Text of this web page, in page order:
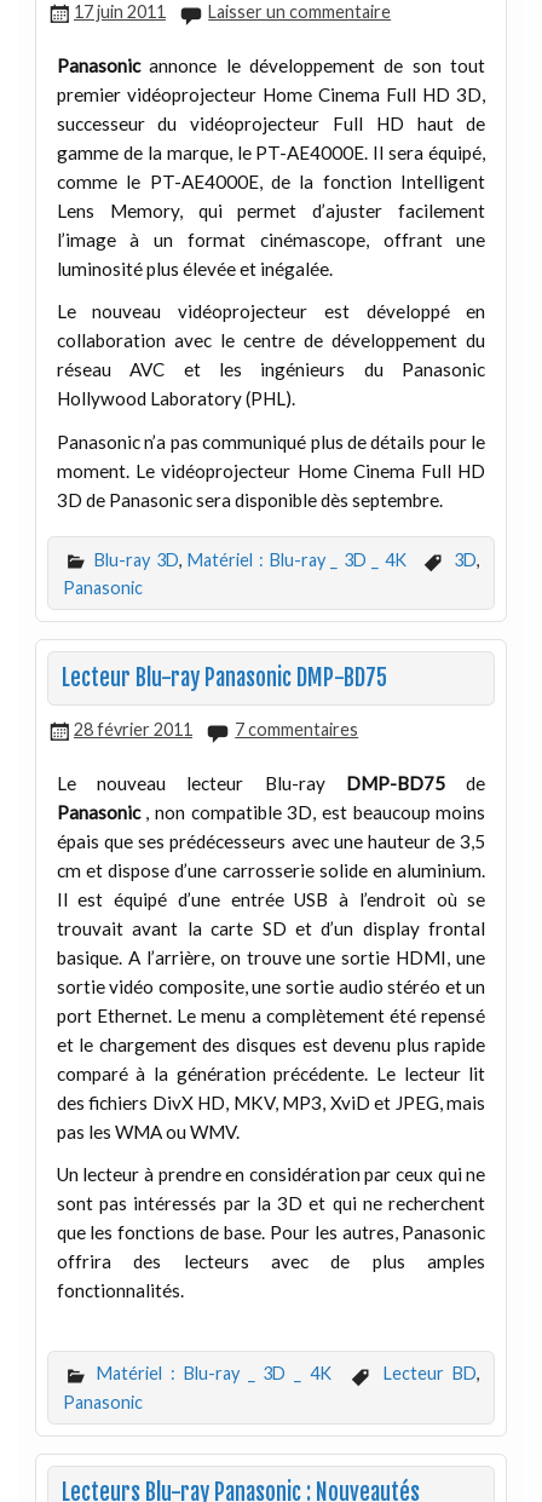
17 juin 2011 Laisser un commentaire
Panasonicannonce le développement de son tout
premier vidéoprojecteur Home Cinema Full HD 3D,
successeur du vidéoprojecteur Full HD haut de
gamme de la marque, le PT-AE4000E. Il sera équipé,
comme le PT-AE4000E, de la fonction Intelligent
Lens Memory, qui permet d’ajuster facilement
l’image à un format cinémascope, offrant une
luminosité plus élevée et inégalée.
Le nouveau vidéoprojecteur est développé en
collaboration avec le centre de développement du
réseau AVC et les ingénieurs du Panasonic
Hollywood Laboratory (PHL).
Panasonic n’a pas communiqué plus de détails pour le
moment. Le vidéoprojecteur Home Cinema Full HD
3D de Panasonic sera disponible dès septembre.
Blu-ray 3D,Matériel : Blu-ray _ 3D _ 4K 3D,
Panasonic
Lecteur Blu-ray Panasonic DMP-BD75
28 février 2011 7 commentaires
Le nouveau lecteur Blu-ray DMP-BD75 de
Panasonic , non compatible 3D, est beaucoup moins
épais que ses prédécesseurs avec une hauteur de 3,5
cm et dispose d’une carrosserie solide en aluminium.
Il est équipé d’une entrée USB à l’endroit où se
trouvait avant la carte SD et d’un display frontal
basique. A l’arrière, on trouve une sortie HDMI, une
sortie vidéo composite, une sortie audio stéréo et un
port Ethernet. Le menu a complètement été repensé
et le chargement des disques est devenu plus rapide
comparé à la génération précédente. Le lecteur lit
des fichiers DivX HD, MKV, MP3, XviD et JPEG, mais
pas les WMA ou WMV.
Un lecteur à prendre en considération par ceux qui ne
sont pas intéressés par la 3D et qui ne recherchent
que les fonctions de base. Pour les autres, Panasonic
offrira des lecteurs avec de plus amples
fonctionnalités.
Matériel : Blu-ray _ 3D _ 4K Lecteur BD,
Panasonic
Lecteurs Blu-ray Panasonic : Nouveautés